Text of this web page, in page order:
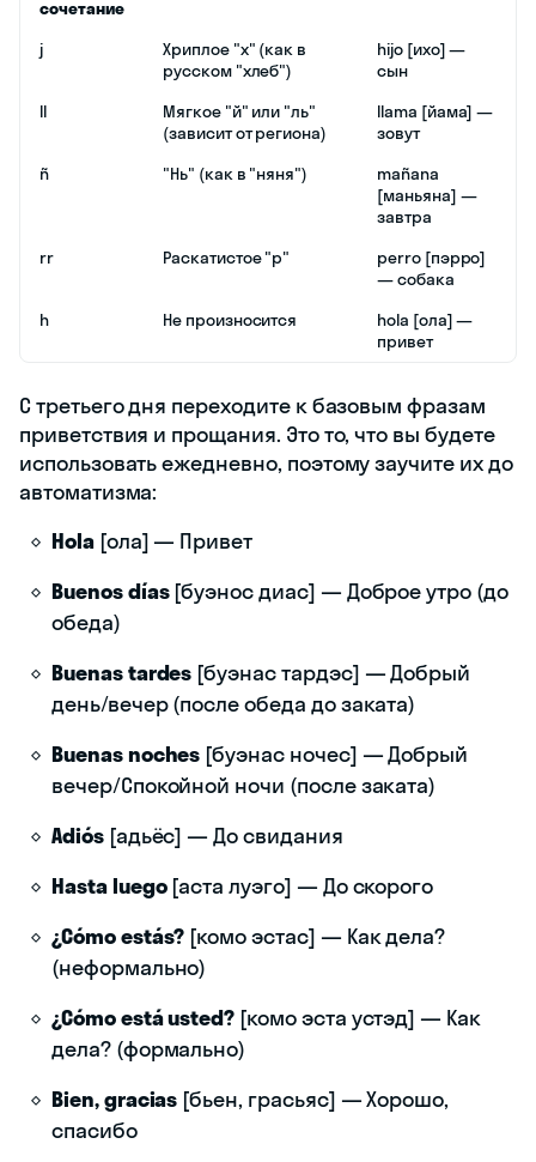
сочетание
j
Хриплое "х" (как в
русском "хлеб")
hijo [ихо] —
сын
ll
Мягкое "й" или "ль"
(зависит от региона)
llama [йама] —
зовут
ñ
"Нь" (как в "няня")
mañana
[маньяна] —
завтра
rr
Раскатистое "р"
perro [пэрро]
— собака
h
Не произносится
hola [ола] —
привет
С третьего дня переходите к базовым фразам
приветствия и прощания. Это то, что вы будете
использовать ежедневно, поэтому заучите их до
автоматизма:
Hola[ола] — Привет
Buenos días[буэнос диас] — Доброе утро (до
обеда)
Buenas tardes [буэнас тардэс] — Добрый
день/вечер (после обеда до заката)
Buenas noches [буэнас ночес] — Добрый
вечер/Спокойной ночи (после заката)
Adiós[адьёс] — До свидания
Hasta luego[аста луэго] — До скорого
¿Cómo estás? [комо эстас] — Как дела?
(неформально)
¿Cómo está usted? [комо эста устэд] — Как
дела? (формально)
Bien, gracias [бьен, грасьяс] — Хорошо,
спасибо